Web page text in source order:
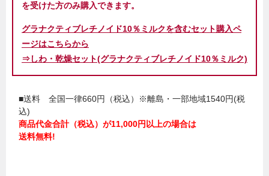
を受けた方のみ購入できます。
グラナクティブレチノイド10％ミルクを含むセット購入ペ
ージはこちらから
⇒しわ・乾燥セット(グラナクティブレチノイド10％ミルク)
■送料 全国一律660円（税込）※離島・一部地域1540円(税
込)
商品代金合計（税込）が11,000円以上の場合は
送料無料!